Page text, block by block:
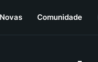
Novas Comunidade